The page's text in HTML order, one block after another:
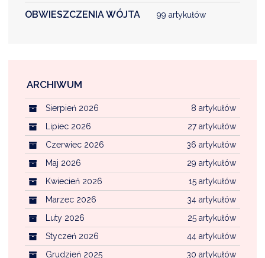
CZYSTE POWIETRZE
EWIDENCJA EMISYJNOŚCI BUDYNKÓW (CEEB)
OBWIESZCZENIA WÓJTA 99 artykułów
ARCHIWUM
8 artykułów
Sierpień 2026
27 artykułów
Lipiec 2026
36 artykułów
Czerwiec 2026
29 artykułów
Maj 2026
15 artykułów
Kwiecień 2026
34 artykułów
Marzec 2026
25 artykułów
Luty 2026
44 artykułów
Styczeń 2026
30 artykułów
Grudzień 2025